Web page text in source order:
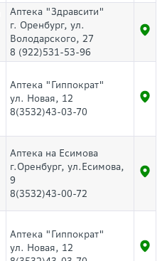
Аптека "Здравсити"
г. Оренбург, ул.
Володарского, 27
8 (922)531-53-96
Аптека "Гиппократ"
ул. Новая, 12
8(3532)43-03-70
Аптека на Есимова
г.Оренбург, ул.Есимова,
9
8(3532)43-00-72
Аптека "Гиппократ"
ул. Новая, 12